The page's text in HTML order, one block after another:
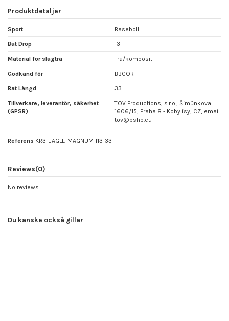
Produktdetaljer
Sport Baseboll
Bat Drop -3
Material för slagträ Trä/komposit
Godkänd för BBCOR
Bat Längd 33"
Tillverkare, leverantör, säkerhet
(GPSR)
TOV Productions, s.r.o., Šimůnkova
1606/15, Praha 8 - Kobylisy, CZ, email:
tov@bshp.eu
Referens KR3-EAGLE-MAGNUM-I13-33
Reviews(0)
No reviews
Du kanske också gillar